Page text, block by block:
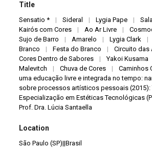
Title
Sensatio * | Sideral | Lygia Pape |
Kairós com Cores
| Ao Ar Livre |
Sujo de Barro
| Amarelo | Lygia Clark |
Branco
| Festa do Branco | Circuito das
Cores Dentro de Sabores
| Yakoi Kusama
Malevitch
| Chuva de Cores | Caminhos
uma educação livre e integrada no tempo:
sobre processos artísticos pessoais (2015):
Especialização em Estéticas Tecnológicas
Prof. Dra. Lúcia Santaella
Location
São Paulo (SP)||Brasil